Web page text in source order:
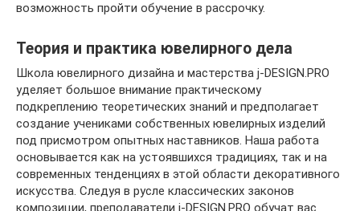
возможность пройти обучение в рассрочку.
Теория и практика ювелирного дела
Школа ювелирного дизайна и мастерства j-DESIGN.PRO
уделяет большое внимание практическому
подкреплению теоретических знаний и предполагает
создание учениками собственных ювелирных изделий
под присмотром опытных наставников. Наша работа
основывается как на устоявшихся традициях, так и на
современных тенденциях в этой области декоративного
искусства. Следуя в русле классических законов
композиции, преподаватели j-DESIGN.PRO обучат вас